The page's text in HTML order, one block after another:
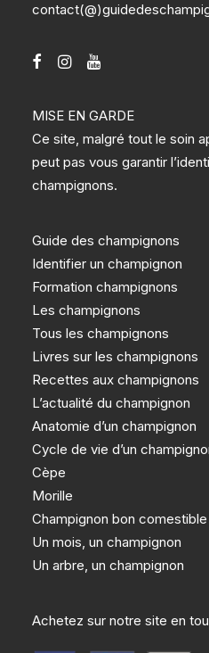
MISE EN GARDE
Ce site, malgré tout le soin
peut pas vous garantir
champignons.
Guide des champignons
Identifier un champignon
Formation champignons
Les champignons
Tous les champignons
Livres sur les champignons
Recettes aux champignons
L’actualité du champignon
Anatomie d’un champignon
Cycle de vie d’un
Cèpe
Morille
Champignon bon comestible
Un mois, un champignon
Un arbre, un champignon
Achetez sur notre site en